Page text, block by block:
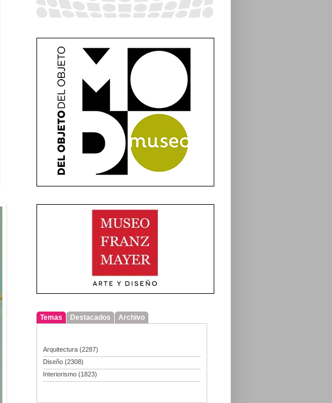
Temas Destacados Archivo
Arquitectura (2287)
Diseño (2308)
Interiorismo (1823)